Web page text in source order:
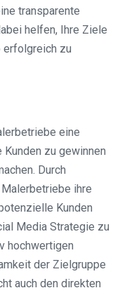
transparente
helfen, Ihre Ziele
erfolgreich zu
eine
zu gewinnen
Durch
ihre
Kunden
Media Strategie zu
hochwertigen
der Zielgruppe
auch den direkten